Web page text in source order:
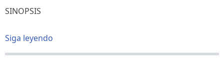
SINOPSIS
Siga leyendo
familia